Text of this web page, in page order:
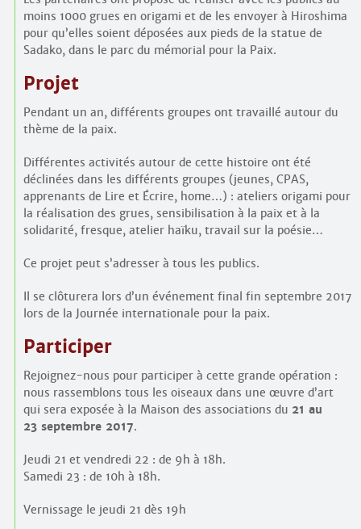
moins 1000 grues en origami et de les envoyer à Hiroshima
pour qu’elles soient déposées aux pieds de la statue de
Sadako, dans le parc du mémorial pour la Paix.
Projet
Pendant un an, différents groupes ont travaillé autour du
thème de la paix.
Différentes activités autour de cette histoire ont été
déclinées dans les différents groupes (jeunes, CPAS,
apprenants de Lire et Écrire, home…) : ateliers origami pour
la réalisation des grues, sensibilisation à la paix et à la
solidarité, fresque, atelier haïku, travail sur la poésie…
Ce projet peut s’adresser à tous les publics.
Il se clôturera lors d’un événement final fin septembre 2017
lors de la Journée internationale pour la paix.
Participer
Rejoignez-nous pour participer à cette grande opération :
nous rassemblons tous les oiseaux dans une œuvre d’art
qui sera exposée à la Maison des associations du 21 au
23 septembre 2017.
Jeudi 21 et vendredi 22 : de 9h à 18h.
Samedi 23 : de 10h à 18h.
Vernissage le jeudi 21 dès 19h